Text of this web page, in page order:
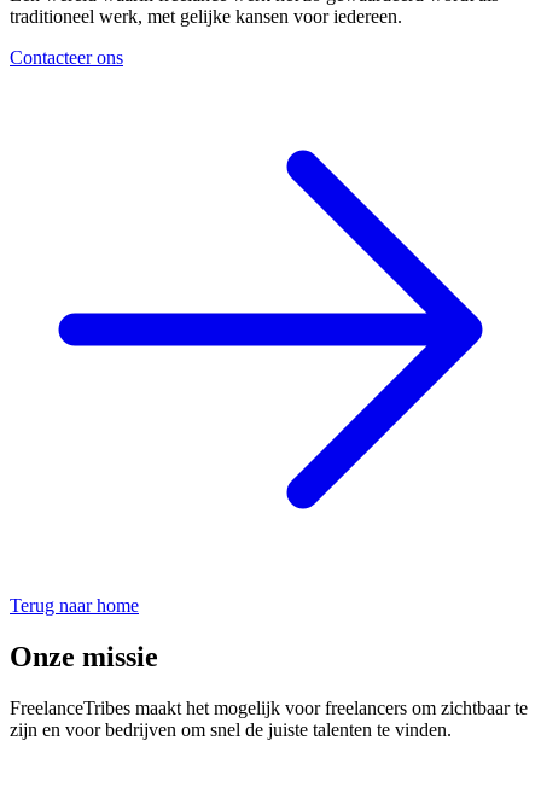
traditioneel werk, met gelijke kansen voor iedereen.
Contacteer ons
Terug naar home
Onze missie
FreelanceTribes maakt het mogelijk voor freelancers om zichtbaar te
zijn en voor bedrijven om snel de juiste talenten te vinden.